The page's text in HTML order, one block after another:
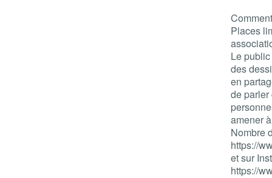
Places
Le
des
en
de parler
amener
Nombre
https://
et sur
https://